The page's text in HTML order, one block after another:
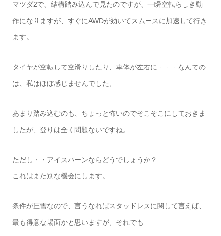
マツダ2で、結構踏み込んで見たのですが、一瞬空転らしき動
作になりますが、すぐにAWDが効いてスムースに加速して行き
ます。
タイヤが空転して空滑りしたり、車体が左右に・・・なんての
は、私はほぼ感じませんでした。
あまり踏み込むのも、ちょっと怖いのでそこそこにしておきま
したが、登りは全く問題ないですね。
ただし・・アイスバーンならどうでしょうか？
これはまた別な機会にします。
条件が圧雪なので、言うなればスタッドレスに関して言えば、
最も得意な場面かと思いますが、それでも